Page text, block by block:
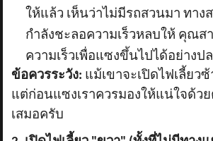
ให้แล้ว เห็นว่าไม่มีรถสวนมา ทาง
กำลังชะลอความเร็วหลบให้ คุณสา
ความเร็วเพื่อแซงขึ้นไปได้อย่างป
ข้อควรระวัง: แม้เขาจะเปิดไฟเลี้ยว
แต่ก่อนแซงเราควรมองให้แน่ใจด้วย
เสมอครับ